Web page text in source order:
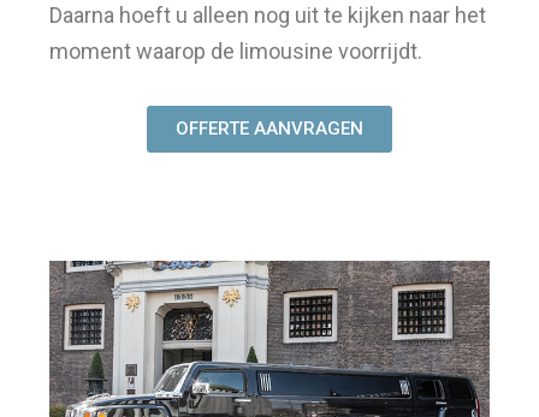
Daarna hoeft u alleen nog uit te kijken naar het
moment waarop de limousine voorrijdt.
OFFERTE AANVRAGEN